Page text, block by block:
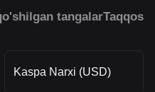
tangalar
Kaspa Narxi (USD)